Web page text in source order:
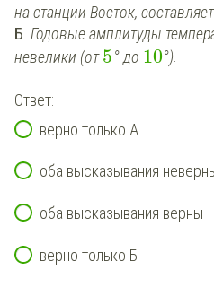
на станции Восток, составляет
Б. Годовые амплитуды
невелики (от5° до 10°).
Ответ:
верно только А
оба высказывания
оба высказывания верны
верно только Б